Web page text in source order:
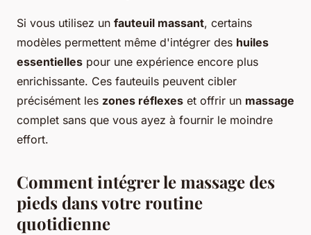
Si vous utilisez un fauteuil massant, certains
modèles permettent même d'intégrer des huiles
essentielles pour une expérience encore plus
enrichissante. Ces fauteuils peuvent cibler
précisément les zones réflexes et offrir un massage
complet sans que vous ayez à fournir le moindre
effort.
Comment intégrer le massage des
pieds dans votre routine
quotidienne